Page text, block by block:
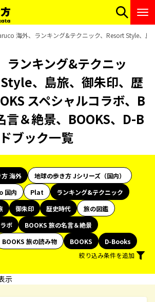
海外、ランキング&テクニック、Resort Style、
ランキング&テクニッ
、島旅、御朱印、歴
スペシャルコラボ、B
言＆絶景、BOOKS、D-B
ブック一覧
海外
地球の歩き方 Jシリーズ（国内）
国内 Plat
ランキング&テクニック
御朱印 歴史時代
旅の図鑑
ボ
BOOKS 旅の名言＆絶景
BOOKS 旅の読み物 BOOKS
D-Books
絞り込み条件を追加
示